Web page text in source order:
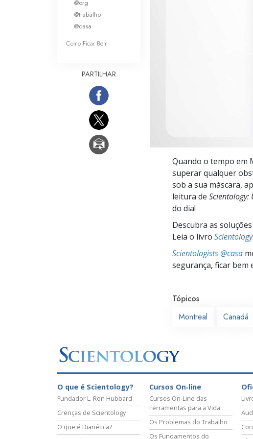
Quando o tempo em
superar qualquer
sob a sua máscara,
leitura de Scientology:
do dia!
Descubra as
Leia o livro
Scientologists @casa
segurança, ficar bem
Tópicos
Montreal
Canadá
@org
@trabalho
@casa
Como Ficar Bem
PARTILHAR
O que é Scientology?
Fundador L. Ron Hubbard
Crenças de Scientology
O que é Dianética?
Cursos On‑line
Cursos On‑Line das
Ferramentas para a Vida
Os Problemas do Trabalho
Os Fundamentos do